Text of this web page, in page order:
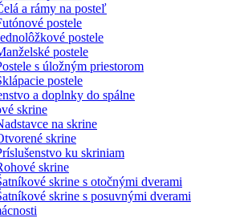
a rámy na posteľ
postele
postele
postele
s úložným priestorom
postele
a doplnky do spálne
skrine
na skrine
skrine
ku skriniam
skrine
skrine s otočnými dverami
skrine s posuvnými dverami